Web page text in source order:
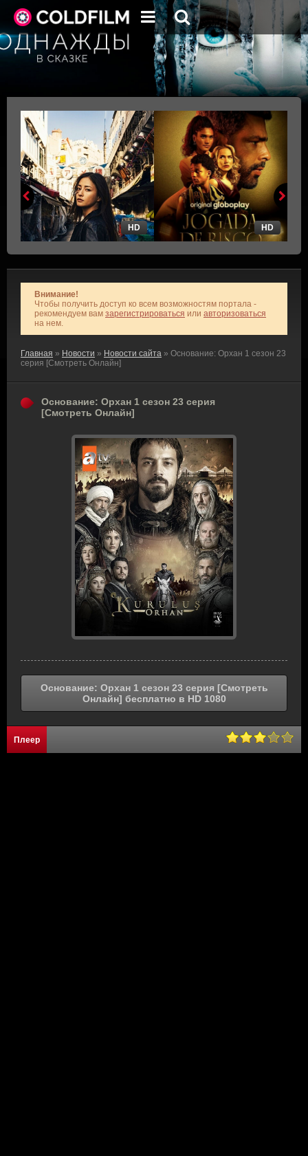
HD HD
Внимание!
Чтобы получить доступ ко всем возможностям портала -
рекомендуем вам зарегистрироваться или авторизоваться
на нем.
Главная » Новости » Новости сайта » Основание: Орхан 1 сезон 23
серия [Смотреть Онлайн]
Основание: Орхан 1 сезон 23 серия
[Смотреть Онлайн]
Основание: Орхан 1 сезон 23 серия [Смотреть
Онлайн] бесплатно в HD 1080
Плеер